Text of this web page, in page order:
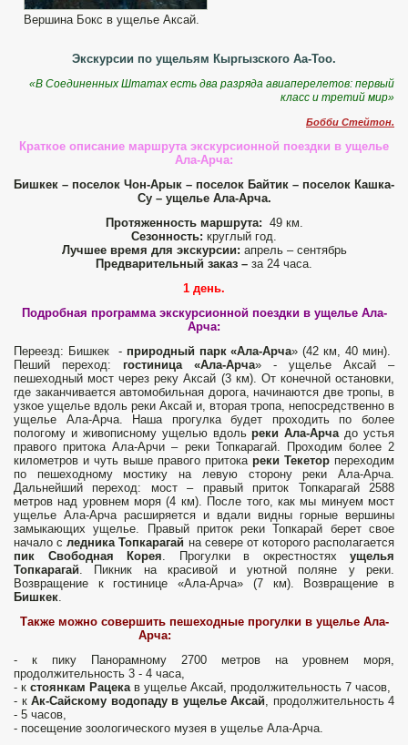
Вершина Бокс в ущелье Аксай.
Экскурсии по ущельям Кыргызского Аа-Тоо.
«В Соединенных Штатах есть два разряда авиаперелетов: первый
класс и третий мир»
Бобби Стейтон.
Краткое описание маршрута экскурсионной поездки в ущелье
Ала-Арча:
Бишкек – поселок Чон-Арык – поселок Байтик – поселок Кашка-
Су – ущелье Ала-Арча.
Протяженность маршрута: 49 км.
Сезонность: круглый год.
Лучшее время для экскурсии: апрель – сентябрь
Предварительный заказ – за 24 часа.
1 день.
Подробная программа экскурсионной поездки в ущелье Ала-
Арча:
Переезд: Бишкек - природный парк «Ала-Арча» (42 км, 40 мин).
Пеший переход: гостиница «Ала-Арча» - ущелье Аксай –
пешеходный мост через реку Аксай (3 км). От конечной остановки,
где заканчивается автомобильная дорога, начинаются две тропы, в
узкое ущелье вдоль реки Аксай и, вторая тропа, непосредственно в
ущелье Ала-Арча. Наша прогулка будет проходить по более
пологому и живописному ущелью вдольреки Ала-Арчадо устья
правого притока Ала-Арчи – реки Топкарагай. Проходим более 2
километров и чуть выше правого притока реки Текетор переходим
по пешеходному мостику на левую сторону реки Ала-Арча.
Дальнейший переход: мост – правый приток Топкарагай 2588
метров над уровнем моря (4 км). После того, как мы минуем мост
ущелье Ала-Арча расширяется и вдали видны горные вершины
замыкающих ущелье. Правый приток реки Топкарай берет свое
начало следника Топкарагай на севере от которого располагается
пик Свободная Корея. Прогулки в окрестностях ущелья
Топкарагай. Пикник на красивой и уютной поляне у реки.
Возвращение к гостинице «Ала-Арча» (7 км). Возвращение в
Бишкек.
Также можно совершить пешеходные прогулки в ущелье Ала-
Арча:
- к пику Панорамному 2700 метров на уровнем моря,
продолжительность 3 - 4 часа,
- к стоянкам Рацекав ущелье Аксай, продолжительность 7 часов,
- к Ак-Сайскому водопаду в ущелье Аксай, продолжительность 4
- 5 часов,
- посещение зоологического музея в ущелье Ала-Арча.